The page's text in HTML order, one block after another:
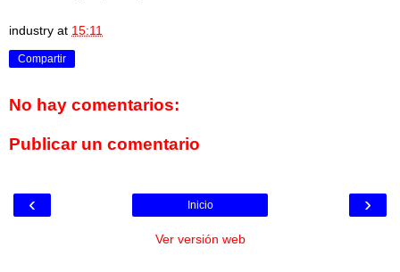
industry at 15:11
Compartir
No hay comentarios:
Publicar un comentario
‹ ›
Inicio
Ver versión web